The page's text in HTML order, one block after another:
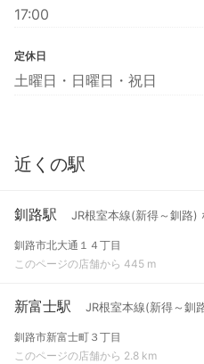
17:00
定休日
土曜日・日曜日・祝日
近くの駅
釧路駅 JR根室本線(新得～釧路)
釧路市北大通１４丁目
このページの店舗から 445 m
新富士駅 JR根室本線(新得～釧
釧路市新富士町３丁目
このページの店舗から 2.8 km